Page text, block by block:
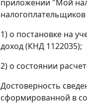
приложении "Мой
1) о постановке на
доход (КНД 1122035);
2) о состоянии
Достоверность
сформированной в